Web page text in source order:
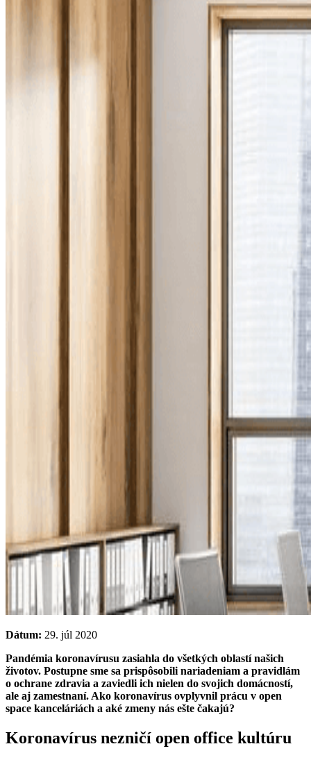
Dátum: 29. júl 2020
Pandémia koronavírusu zasiahla do všetkých oblastí našich
životov. Postupne sme sa prispôsobili nariadeniam a pravidlám
o ochrane zdravia a zaviedli ich nielen do svojich domácností,
ale aj zamestnaní. Ako koronavírus ovplyvnil prácu v open
space kanceláriách a aké zmeny nás ešte čakajú?
Koronavírus nezničí open office kultúru